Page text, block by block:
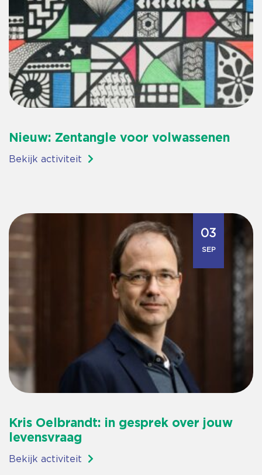
Nieuw: Zentangle voor volwassenen
Bekijk activiteit
03
SEP
Kris Oelbrandt: in gesprek over jouw
levensvraag
Bekijk activiteit